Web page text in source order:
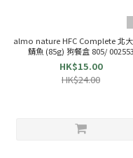
almo nature HFC Complete 北
鯖魚 (85g) 狗餐盒 805/ 002553
HK$15.00
HK$24.00